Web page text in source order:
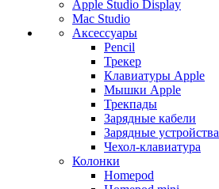
Apple Studio Display
Mac Studio
Аксессуары
Pencil
Трекер
Клавиатуры Apple
Мышки Apple
Трекпады
Зарядные кабели
Зарядные устройства
Чехол-клавиатура
Колонки
Homepod